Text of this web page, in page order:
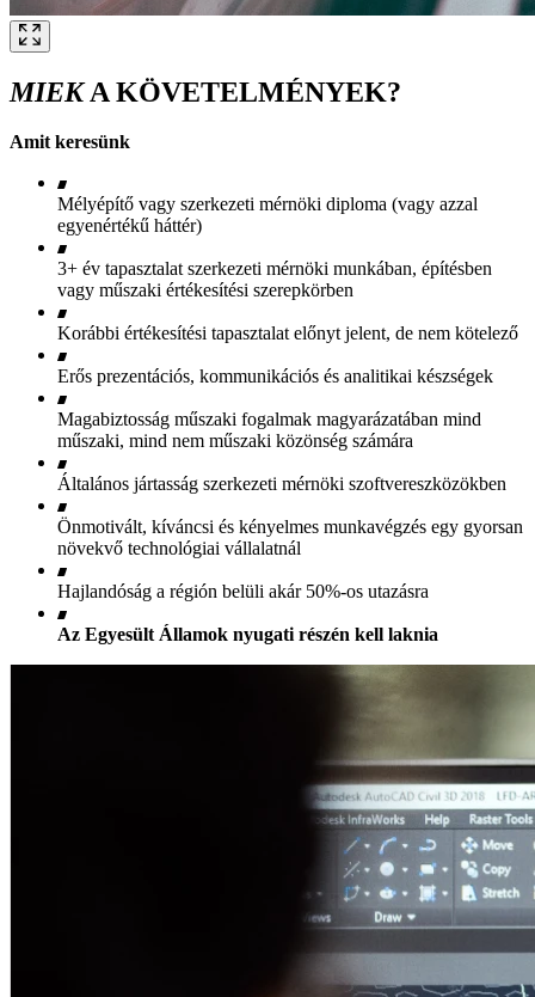
MIEKA KÖVETELMÉNYEK?
Amit keresünk
Mélyépítő vagy szerkezeti mérnöki diploma (vagy azzal
egyenértékű háttér)
3+ év tapasztalat szerkezeti mérnöki munkában, építésben
vagy műszaki értékesítési szerepkörben
Korábbi értékesítési tapasztalat előnyt jelent, de nem kötelező
Erős prezentációs, kommunikációs és analitikai készségek
Magabiztosság műszaki fogalmak magyarázatában mind
műszaki, mind nem műszaki közönség számára
Általános jártasság szerkezeti mérnöki szoftvereszközökben
Önmotivált, kíváncsi és kényelmes munkavégzés egy gyorsan
növekvő technológiai vállalatnál
Hajlandóság a régión belüli akár 50%-os utazásra
Az Egyesült Államok nyugati részén kell laknia